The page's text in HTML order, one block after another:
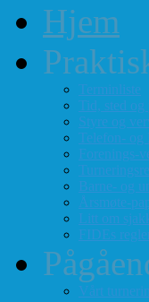
Hjem
Terminliste
Tid, sted og
Styre og
Telefon- og
Forenings-
Barne- og
Årsmøte-
Litt om
FIDEs
Vårt